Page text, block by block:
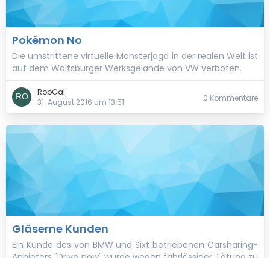
Pokémon No
Die umstrittene virtuelle Monsterjagd in der realen Welt ist
auf dem Wolfsburger Werksgelände von VW verboten.
RobGal
31. August 2016 um 13:51
0 Kommentare
Gläserne Kunden
Ein Kunde des von BMW und Sixt betriebenen Carsharing-